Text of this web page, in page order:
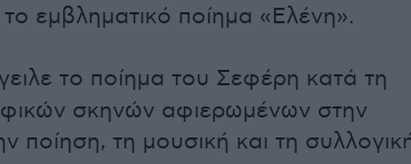
εμβληματικό ποίημα «Ελένη».
το ποίημα του Σεφέρη κατά τη
σκηνών αφιερωμένων στην
ποίηση, τη μουσική και τη